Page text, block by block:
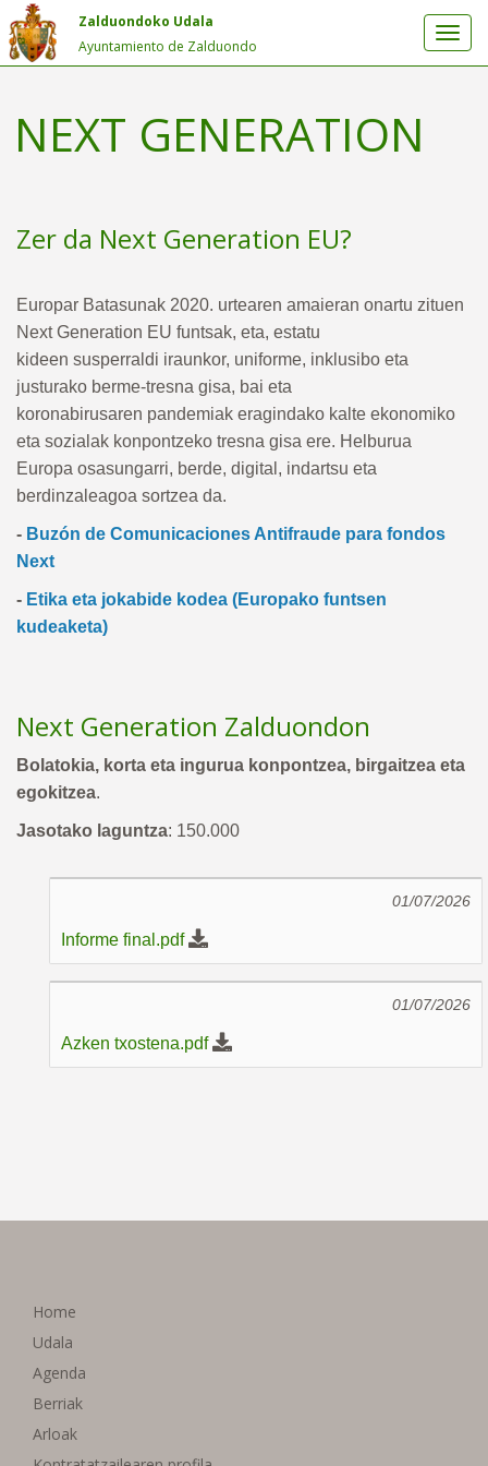
Zalduondoko Udala
Ayuntamiento de Zalduondo
NEXT GENERATION
Zer da Next Generation EU?
Europar Batasunak 2020. urtearen amaieran onartu zituen
Next Generation EU funtsak, eta, estatu
kideen susperraldi iraunkor, uniforme, inklusibo eta
justurako berme-tresna gisa, bai eta
koronabirusaren pandemiak eragindako kalte ekonomiko
eta sozialak konpontzeko tresna gisa ere. Helburua
Europa osasungarri, berde, digital, indartsu eta
berdinzaleagoa sortzea da.
- Buzón de Comunicaciones Antifraude para fondos
Next
- Etika eta jokabide kodea (Europako funtsen
kudeaketa)
Next Generation Zalduondon
Bolatokia, korta eta ingurua konpontzea, birgaitzea eta
egokitzea.
Jasotako laguntza: 150.000
01/07/2026
Informe final.pdf
01/07/2026
Azken txostena.pdf
Home
Udala
Agenda
Berriak
Arloak